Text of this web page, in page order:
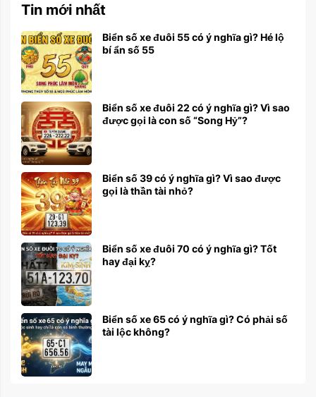
Tin mới nhất
Biển số xe đuôi 55 có ý nghĩa gì? Hé lộ
bí ẩn số 55
Biển số xe đuôi 22 có ý nghĩa gì? Vì sao
được gọi là con số “Song Hỷ”?
Biển số 39 có ý nghĩa gì? Vì sao được
gọi là thần tài nhỏ?
Biển số xe đuôi 70 có ý nghĩa gì? Tốt
hay đại kỵ?
Biển số xe 65 có ý nghĩa gì? Có phải số
tài lộc không?